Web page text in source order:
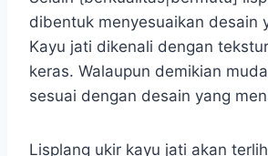
dibentuk menyesuaikan desain
Kayu jati dikenali dengan
keras. Walaupun demikian
sesuai dengan desain yang
Lisplang ukir kayu jati akan